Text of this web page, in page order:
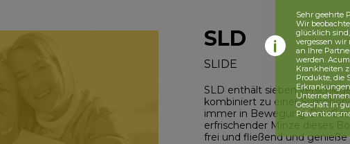
SLD
SLIDE
SLD enthält sieben
kombiniert zu einer
immer in Bewegung. Der
erfrischender Minze dieses
frei und fließend und genieße
Sehr geehrte
Wir
glücklich
vergessen wir
an Ihre
werden.
Krankheiten
Produkte, die
Geschäft in